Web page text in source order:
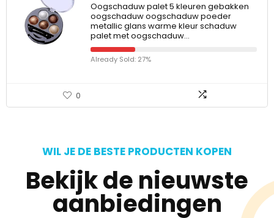
Oogschaduw palet 5 kleuren gebakken
oogschaduw oogschaduw poeder
metallic glans warme kleur schaduw
palet met oogschaduw…
Already Sold: 27%
0
WIL JE DE BESTE PRODUCTEN KOPEN
Bekijk de nieuwste
aanbiedingen